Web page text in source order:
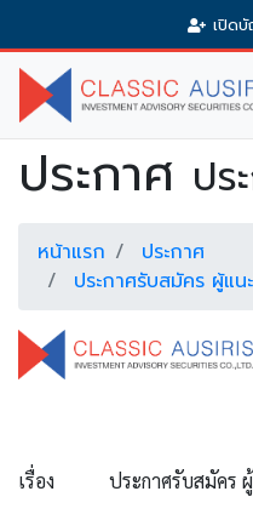
เปิด
ประกาศ ประ
หน้าแรก
ประกาศ
ประกาศรับสมัคร ผู้แน
เรื่อง
ประกาศรับสมัคร